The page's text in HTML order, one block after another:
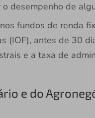
desempenho de
fundos de renda
(IOF), antes de 30
e a taxa de
e do